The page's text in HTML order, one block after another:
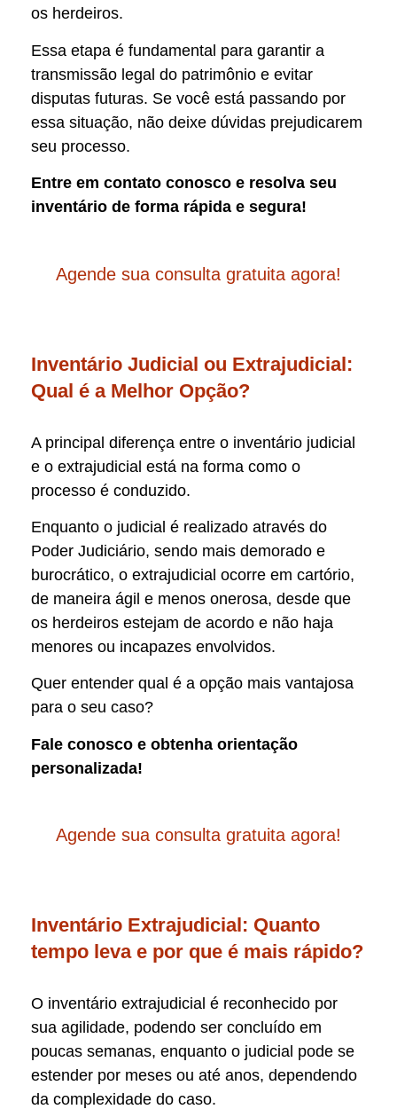
os herdeiros.
Essa etapa é fundamental para garantir a
transmissão legal do patrimônio e evitar
disputas futuras. Se você está passando por
essa situação, não deixe dúvidas prejudicarem
seu processo.
Entre em contato conosco e resolva seu
inventário de forma rápida e segura!
Agende sua consulta gratuita agora!
Inventário Judicial ou Extrajudicial:
Qual é a Melhor Opção?
A principal diferença entre o inventário judicial
e o extrajudicial está na forma como o
processo é conduzido.
Enquanto o judicial é realizado através do
Poder Judiciário, sendo mais demorado e
burocrático, o extrajudicial ocorre em cartório,
de maneira ágil e menos onerosa, desde que
os herdeiros estejam de acordo e não haja
menores ou incapazes envolvidos.
Quer entender qual é a opção mais vantajosa
para o seu caso?
Fale conosco e obtenha orientação
personalizada!
Agende sua consulta gratuita agora!
Inventário Extrajudicial: Quanto
tempo leva e por que é mais rápido?
O inventário extrajudicial é reconhecido por
sua agilidade, podendo ser concluído em
poucas semanas, enquanto o judicial pode se
estender por meses ou até anos, dependendo
da complexidade do caso.